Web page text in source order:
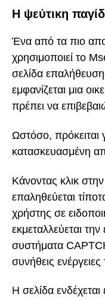
Η ψεύτικη
Ένα από τα πιο
χρησιμοποιεί το
σελίδα
εμφανίζεται μια
πρέπει να
Ωστόσο, πρόκειται
κατασκευασμένη
Κάνοντας κλικ
επαληθεύεται
χρήστης σε
εκμεταλλεύεται
συστήματα
συνήθεις
Η σελίδα ενδέχεται